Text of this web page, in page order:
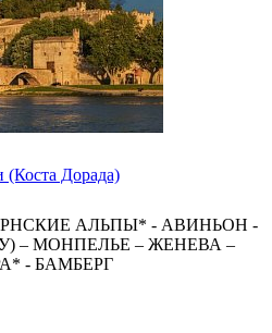
(Коста Дорада)
АЛЬПЫ* - АВИНЬОН -
– МОНПЕЛЬЕ – ЖЕНЕВА –
- БАМБЕРГ